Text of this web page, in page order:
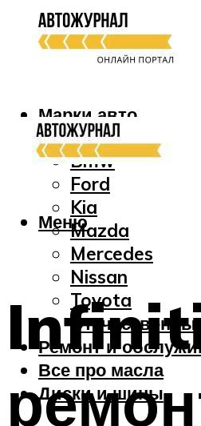
Марки авто
Audi
Bmw
Ford
Kia
Mazda
Mercedes
Nissan
Toyota
Ремонт и
Все про масла
Диски и шины
Меню